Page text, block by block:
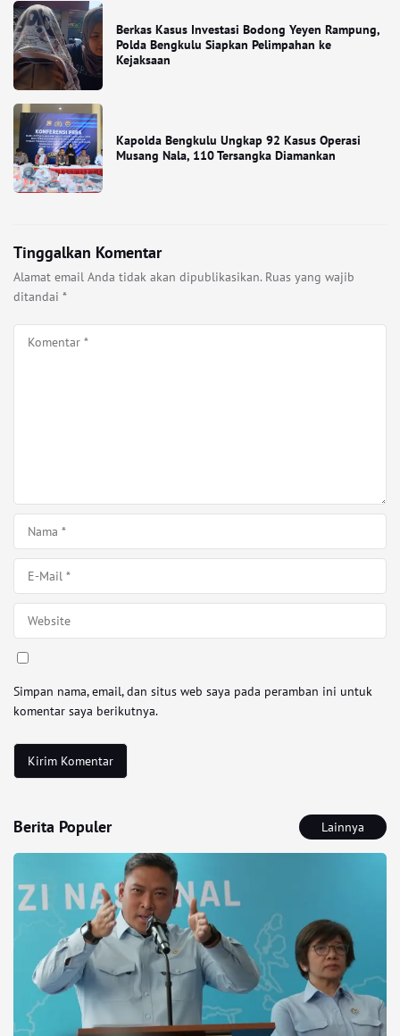
Berkas Kasus Investasi Bodong Yeyen Rampung,
Polda Bengkulu Siapkan Pelimpahan ke
Kejaksaan
Kapolda Bengkulu Ungkap 92 Kasus Operasi
Musang Nala, 110 Tersangka Diamankan
Tinggalkan Komentar
Alamat email Anda tidak akan dipublikasikan. Ruas yang wajib
ditandai *
Simpan nama, email, dan situs web saya pada peramban ini untuk
komentar saya berikutnya.
Berita Populer Lainnya